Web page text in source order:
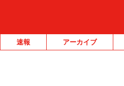
速報 アーカイブ